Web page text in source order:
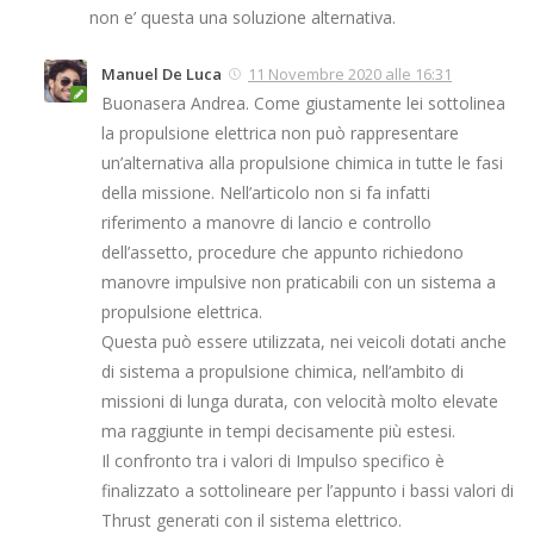
non e’ questa una soluzione alternativa.
Manuel De Luca 11 Novembre 2020 alle 16:31
Buonasera Andrea. Come giustamente lei sottolinea
la propulsione elettrica non può rappresentare
un’alternativa alla propulsione chimica in tutte le fasi
della missione. Nell’articolo non si fa infatti
riferimento a manovre di lancio e controllo
dell’assetto, procedure che appunto richiedono
manovre impulsive non praticabili con un sistema a
propulsione elettrica.
Questa può essere utilizzata, nei veicoli dotati anche
di sistema a propulsione chimica, nell’ambito di
missioni di lunga durata, con velocità molto elevate
ma raggiunte in tempi decisamente più estesi.
Il confronto tra i valori di Impulso specifico è
finalizzato a sottolineare per l’appunto i bassi valori di
Thrust generati con il sistema elettrico.